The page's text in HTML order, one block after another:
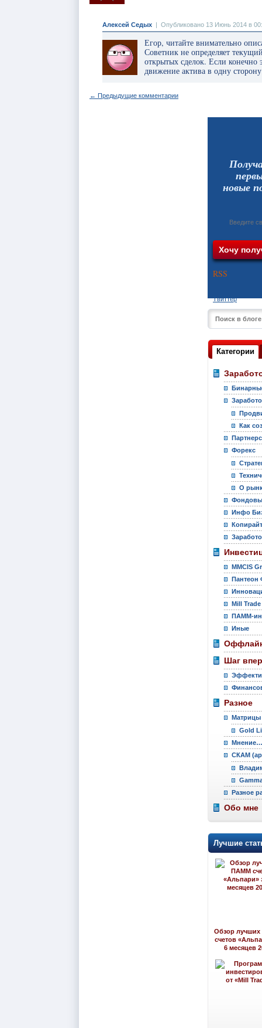
Алексей Седых | Опубликовано 13 Июнь 2014 в
Егор, читайте внимательно
Советник не определяет
открытых сделок. Если конечно
движение актива в одну
← Предыдущие комментарии
новые
RSS
Твиттер
Категории
Как
Форекс
О
Инфо
MMCIS
Пантеон
Mill Trade
ПАММ-
Иные
Шаг
Разное
Матрицы
Gold
Мнение…
СКАМ
Разное
Обо мне
Лучшие
Обзор
счетов
6 месяцев